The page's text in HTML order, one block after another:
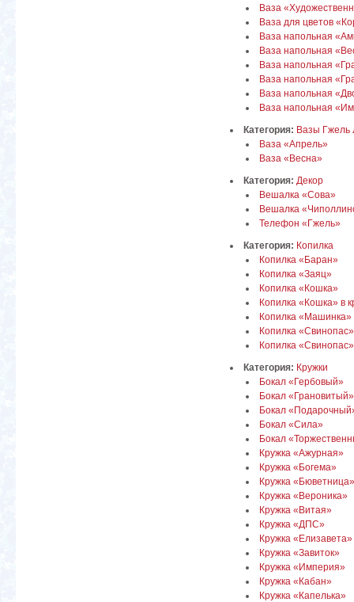
Ваза
Ваза для цветов
Ваза напольная
Ваза напольная
Ваза напольная
Ваза напольная
Ваза напольная
Ваза напольная
Категория: Вазы Гжель
Ваза «Апрель»
Ваза «Весна»
Категория: Декор
Вешалка «Сова»
Вешалка
Телефон «Гжель»
Категория: Копилка
Копилка «Баран»
Копилка «Заяц»
Копилка «Кошка»
Копилка «Кошка» в
Копилка «Машинка»
Копилка «Свинопас»
Копилка «Свинопас»
Категория: Кружки
Бокал «Гербовый»
Бокал «Грановитый»
Бокал
Бокал «Сила»
Бокал
Кружка «Ажурная»
Кружка «Богема»
Кружка
Кружка «Вероника»
Кружка «Витая»
Кружка «ДПС»
Кружка «Елизавета»
Кружка «Завиток»
Кружка «Империя»
Кружка «Кабан»
Кружка «Капелька»